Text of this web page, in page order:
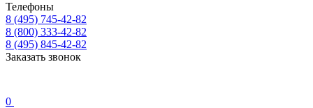
Телефоны
8 (495) 745-42-82
8 (800) 333-42-82
8 (495) 845-42-82
Заказать звонок
0